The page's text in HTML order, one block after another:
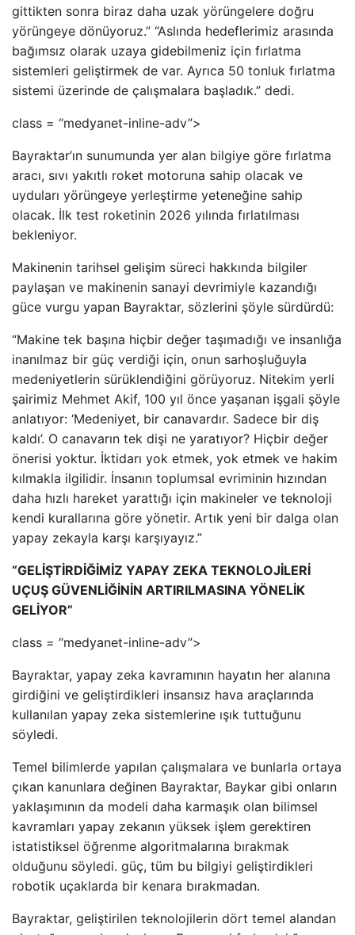
gittikten sonra biraz daha uzak yörüngelere doğru
yörüngeye dönüyoruz.” “Aslında hedeflerimiz arasında
bağımsız olarak uzaya gidebilmeniz için fırlatma
sistemleri geliştirmek de var. Ayrıca 50 tonluk fırlatma
sistemi üzerinde de çalışmalara başladık.” dedi.
class = “medyanet-inline-adv”>
Bayraktar’ın sunumunda yer alan bilgiye göre fırlatma
aracı, sıvı yakıtlı roket motoruna sahip olacak ve
uyduları yörüngeye yerleştirme yeteneğine sahip
olacak. İlk test roketinin 2026 yılında fırlatılması
bekleniyor.
Makinenin tarihsel gelişim süreci hakkında bilgiler
paylaşan ve makinenin sanayi devrimiyle kazandığı
güce vurgu yapan Bayraktar, sözlerini şöyle sürdürdü:
“Makine tek başına hiçbir değer taşımadığı ve insanlığa
inanılmaz bir güç verdiği için, onun sarhoşluğuyla
medeniyetlerin sürüklendiğini görüyoruz. Nitekim yerli
şairimiz Mehmet Akif, 100 yıl önce yaşanan işgali şöyle
anlatıyor: ‘Medeniyet, bir canavardır. Sadece bir diş
kaldı’. O canavarın tek dişi ne yaratıyor? Hiçbir değer
önerisi yoktur. İktidarı yok etmek, yok etmek ve hakim
kılmakla ilgilidir. İnsanın toplumsal evriminin hızından
daha hızlı hareket yarattığı için makineler ve teknoloji
kendi kurallarına göre yönetir. Artık yeni bir dalga olan
yapay zekayla karşı karşıyayız.”
“GELİŞTİRDİĞİMİZ YAPAY ZEKA TEKNOLOJİLERİ
UÇUŞ GÜVENLİĞİNİN ARTIRILMASINA YÖNELİK
GELİYOR”
class = “medyanet-inline-adv”>
Bayraktar, yapay zeka kavramının hayatın her alanına
girdiğini ve geliştirdikleri insansız hava araçlarında
kullanılan yapay zeka sistemlerine ışık tuttuğunu
söyledi.
Temel bilimlerde yapılan çalışmalara ve bunlarla ortaya
çıkan kanunlara değinen Bayraktar, Baykar gibi onların
yaklaşımının da modeli daha karmaşık olan bilimsel
kavramları yapay zekanın yüksek işlem gerektiren
istatistiksel öğrenme algoritmalarına bırakmak
olduğunu söyledi. güç, tüm bu bilgiyi geliştirdikleri
robotik uçaklarda bir kenara bırakmadan.
Bayraktar, geliştirilen teknolojilerin dört temel alandan